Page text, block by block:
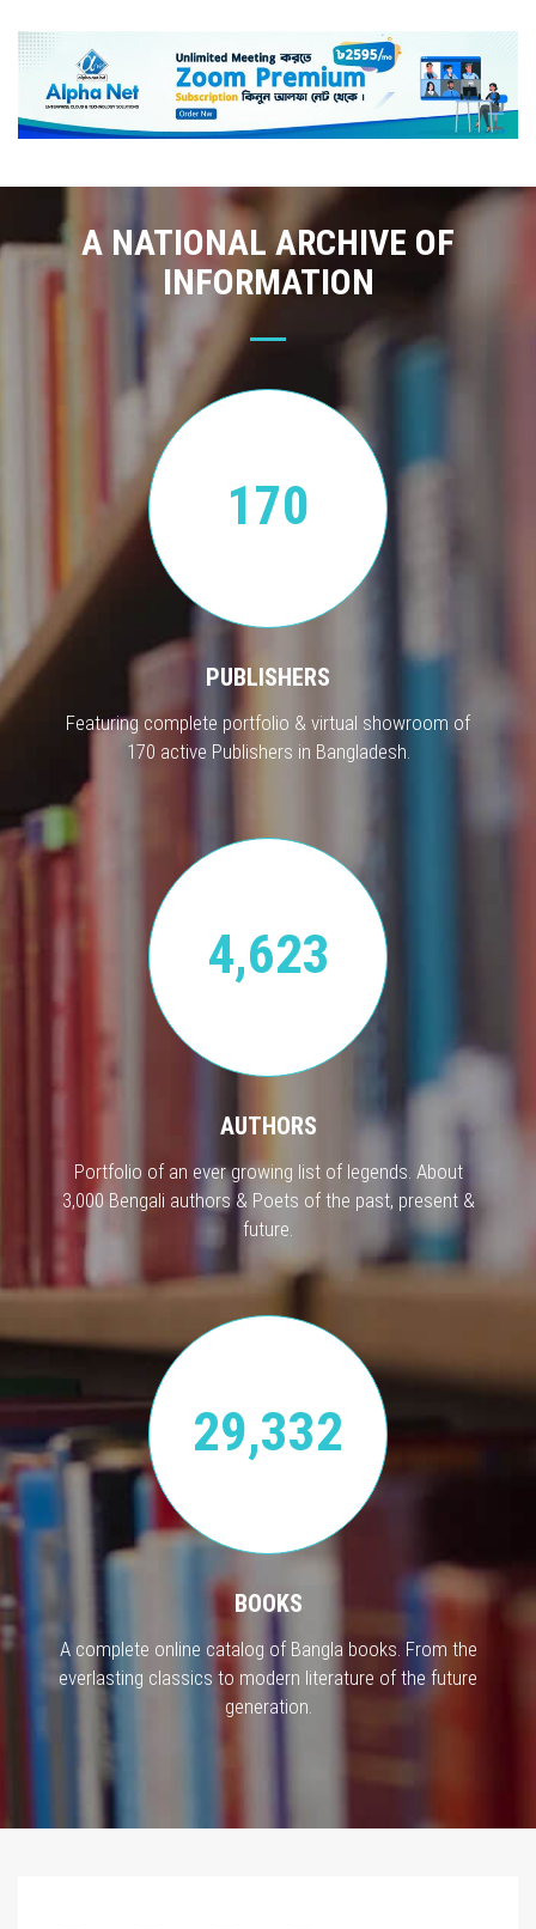
A NATIONAL ARCHIVE OF
INFORMATION
170
PUBLISHERS
Featuring complete portfolio & virtual showroom of
170 active Publishers in Bangladesh.
4,623
AUTHORS
Portfolio of an ever growing list of legends. About
3,000 Bengali authors & Poets of the past, present &
future.
29,332
BOOKS
A complete online catalog of Bangla books. From the
everlasting classics to modern literature of the future
generation.